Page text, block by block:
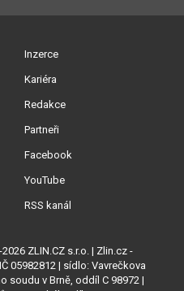
Inzerce
Kariéra
Redakce
Partneři
Facebook
YouTube
RSS kanál
ZLIN.CZ s.r.o. | Zlin.cz -
05982812 | sídlo: Vavrečkova
soudu v Brně, oddíl C 98972 |